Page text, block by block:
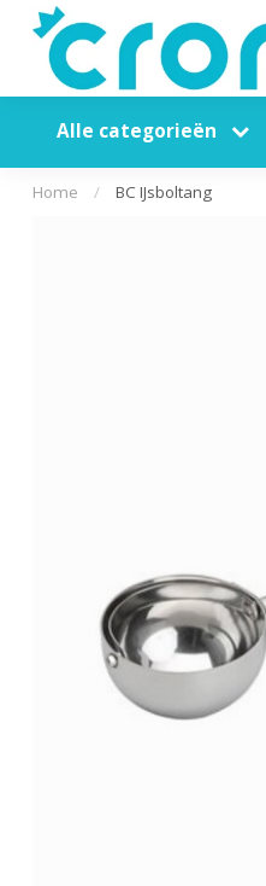
Alle categorieën
Home / BC IJsboltang